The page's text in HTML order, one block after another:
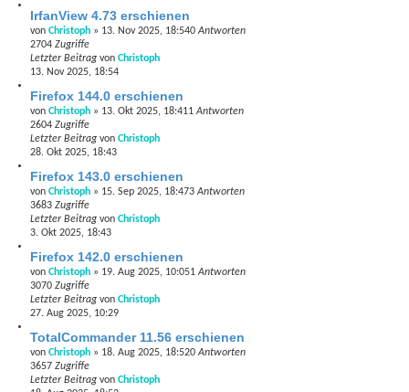
IrfanView 4.73 erschienen
von Christoph » 13. Nov 2025, 18:540Antworten
2704 Zugriffe
Letzter Beitrag von Christoph
13. Nov 2025, 18:54
Firefox 144.0 erschienen
von Christoph » 13. Okt 2025, 18:411Antworten
2604 Zugriffe
Letzter Beitrag von Christoph
28. Okt 2025, 18:43
Firefox 143.0 erschienen
von Christoph » 15. Sep 2025, 18:473Antworten
3683 Zugriffe
Letzter Beitrag von Christoph
3. Okt 2025, 18:43
Firefox 142.0 erschienen
von Christoph » 19. Aug 2025, 10:051Antworten
3070 Zugriffe
Letzter Beitrag von Christoph
27. Aug 2025, 10:29
TotalCommander 11.56 erschienen
von Christoph » 18. Aug 2025, 18:520Antworten
3657 Zugriffe
Letzter Beitrag von Christoph